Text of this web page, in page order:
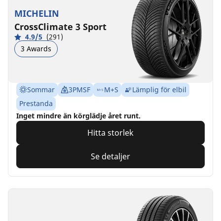
MICHELIN
CrossClimate 3 Sport
4.9/5 (291)
3 Awards
Sommar 3PMSF M+S
Lämplig för elbil
Prestanda
Inget mindre än körglädje året runt.
Hitta storlek
Se detaljer